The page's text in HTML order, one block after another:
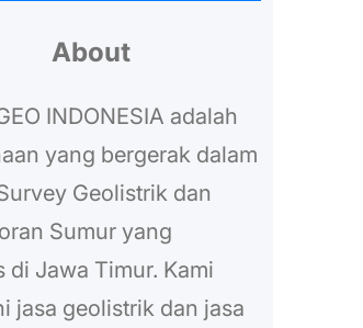
About
INDONESIA adalah
yang bergerak dalam
Geolistrik dan
Sumur yang
di Jawa Timur. Kami
jasa geolistrik dan jasa